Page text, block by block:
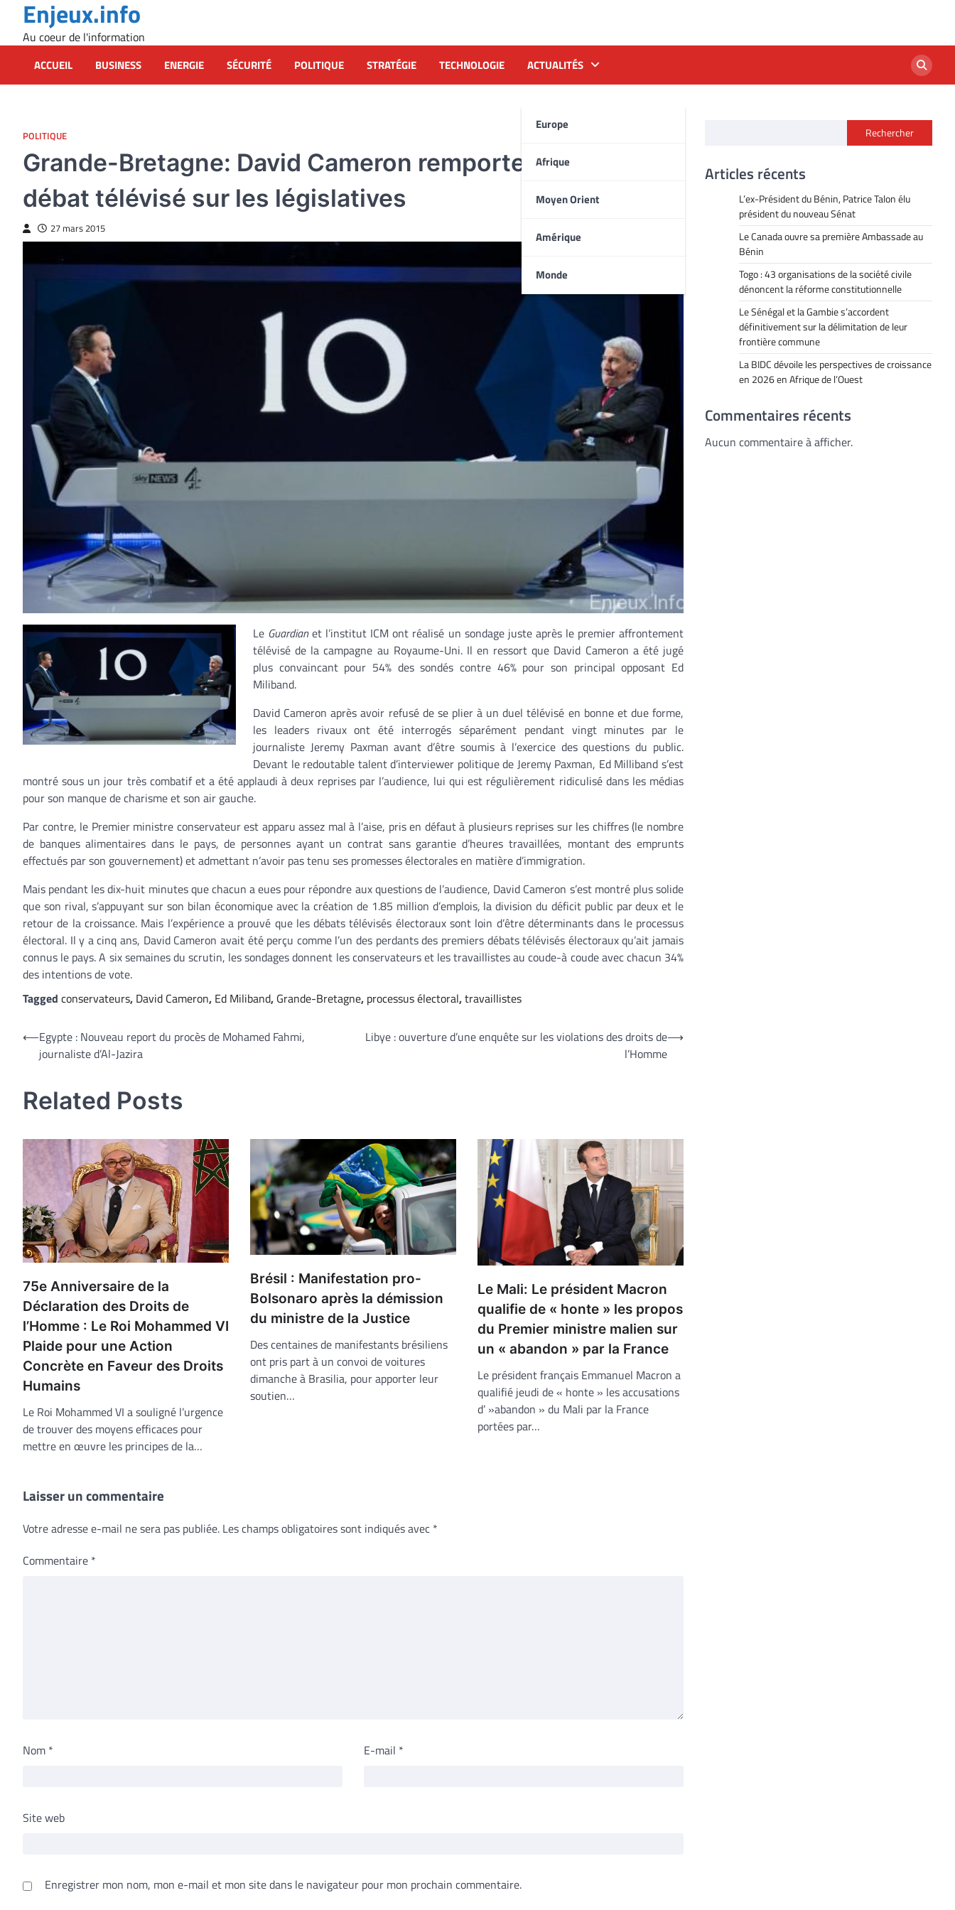
content
Enjeux.info
Au coeur de l'information
ACCUEIL BUSINESS ENERGIE SÉCURITÉ POLITIQUE STRATÉGIE TECHNOLOGIE ACTUALITÉS
Europe
Afrique
Moyen Orient
Amérique
Monde
POLITIQUE
Grande-Bretagne: David Cameron remporte le premier
débat télévisé sur les législatives
27 mars 2015
Le Guardianet l’institut ICM ont réalisé un sondage juste après le premier affrontement
télévisé de la campagne au Royaume-Uni. Il en ressort que David Cameron a été jugé
plus convaincant pour 54% des sondés contre 46% pour son principal opposant Ed
Miliband.
David Cameron après avoir refusé de se plier à un duel télévisé en bonne et due forme,
les leaders rivaux ont été interrogés séparément pendant vingt minutes par le
journaliste Jeremy Paxman avant d’être soumis à l’exercice des questions du public.
Devant le redoutable talent d’interviewer politique de Jeremy Paxman, Ed Milliband s’est
montré sous un jour très combatif et a été applaudi à deux reprises par l’audience, lui qui est régulièrement ridiculisé dans les médias
pour son manque de charisme et son air gauche.
Par contre, le Premier ministre conservateur est apparu assez mal à l’aise, pris en défaut à plusieurs reprises sur les chiffres (le nombre
de banques alimentaires dans le pays, de personnes ayant un contrat sans garantie d’heures travaillées, montant des emprunts
effectués par son gouvernement) et admettant n’avoir pas tenu ses promesses électorales en matière d’immigration.
Mais pendant les dix-huit minutes que chacun a eues pour répondre aux questions de l’audience, David Cameron s’est montré plus solide
que son rival, s’appuyant sur son bilan économique avec la création de 1.85 million d’emplois, la division du déficit public par deux et le
retour de la croissance. Mais l’expérience a prouvé que les débats télévisés électoraux sont loin d’être déterminants dans le processus
électoral. Il y a cinq ans, David Cameron avait été perçu comme l’un des perdants des premiers débats télévisés électoraux qu’ait jamais
connus le pays. A six semaines du scrutin, les sondages donnent les conservateurs et les travaillistes au coude-à coude avec chacun 34%
des intentions de vote.
Tagged conservateurs, David Cameron, Ed Miliband, Grande-Bretagne, processus électoral,travaillistes
Navigation
⟵Egypte : Nouveau report du procès de Mohamed Fahmi,
journaliste d’Al-Jazira
Libye : ouverture d’une enquête sur les violations des droits de
l’Homme
⟶
Related Posts
75e Anniversaire de la
Déclaration des Droits de
l’Homme : Le Roi Mohammed VI
Plaide pour une Action
Concrète en Faveur des Droits
Humains
Le Roi Mohammed VI a souligné l’urgence
de trouver des moyens efficaces pour
mettre en œuvre les principes de la…
Brésil : Manifestation pro-
Bolsonaro après la démission
du ministre de la Justice
Des centaines de manifestants brésiliens
ont pris part à un convoi de voitures
dimanche à Brasilia, pour apporter leur
soutien…
Le Mali: Le président Macron
qualifie de « honte » les propos
du Premier ministre malien sur
un « abandon » par la France
Le président français Emmanuel Macron a
qualifié jeudi de « honte » les accusations
d’ »abandon » du Mali par la France
portées par…
Laisser un commentaire
Votre adresse e-mail ne sera pas publiée. Les champs obligatoires sont indiqués avec *
Commentaire *
Nom * E-mail *
Site web
Enregistrer mon nom, mon e-mail et mon site dans le navigateur pour mon prochain commentaire.
Rechercher
Articles récents
L’ex-Président du Bénin, Patrice Talon élu
président du nouveau Sénat
Le Canada ouvre sa première Ambassade au
Bénin
Togo : 43 organisations de la société civile
dénoncent la réforme constitutionnelle
Le Sénégal et la Gambie s’accordent
définitivement sur la délimitation de leur
frontière commune
La BIDC dévoile les perspectives de croissance
en 2026 en Afrique de l’Ouest
Commentaires récents
Aucun commentaire à afficher.